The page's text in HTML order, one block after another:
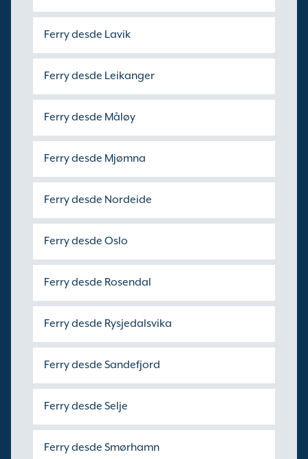
Ferry desde Lavik
Ferry desde Leikanger
Ferry desde Måløy
Ferry desde Mjømna
Ferry desde Nordeide
Ferry desde Oslo
Ferry desde Rosendal
Ferry desde Rysjedalsvika
Ferry desde Sandefjord
Ferry desde Selje
Ferry desde Smørhamn